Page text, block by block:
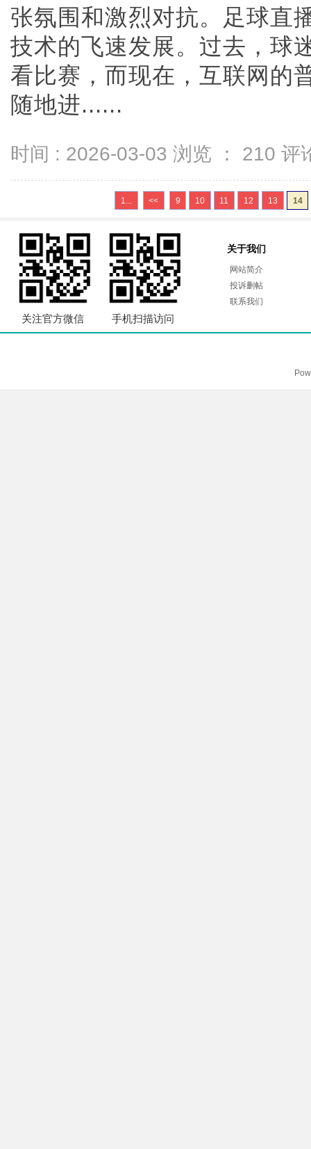
张氛围和激烈对抗。足球直
技术的飞速发展。过去，球
看比赛，而现在，互联网的
随地进......
时间 : 2026-03-03 浏览 ： 210 评
1... << 9 10 11 12 13 14
关注官方微信 手机扫描访问
关于我们
网站简介
投诉删帖
联系我们